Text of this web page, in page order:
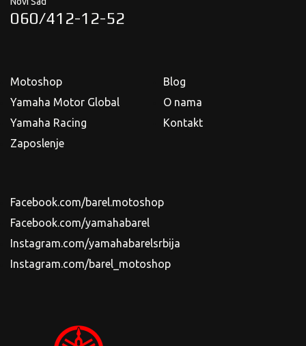
060/412-12-52
Motoshop
Yamaha Motor Global
Yamaha Racing
Zaposlenje
Blog
O nama
Kontakt
Facebook.com/barel.motoshop
Facebook.com/yamahabarel
Instagram.com/yamahabarelsrbija
Instagram.com/barel_motoshop